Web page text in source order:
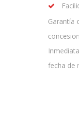
Garantía
fecha de